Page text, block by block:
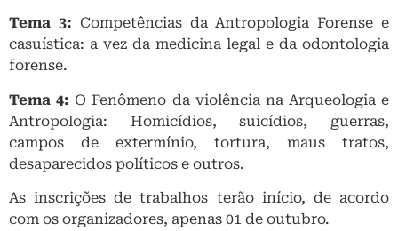
Tema 3: Competências da Antropologia Forense e
casuística: a vez da medicina legal e da odontologia
forense.
Tema 4: O Fenômeno da violência na Arqueologia e
Antropologia: Homicídios, suicídios, guerras,
campos de extermínio, tortura, maus tratos,
desaparecidos políticos e outros.
As inscrições de trabalhos terão início, de acordo
com os organizadores, apenas 01 de outubro.